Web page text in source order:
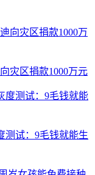
灾区捐款1000万元
测试：9毛钱就能生